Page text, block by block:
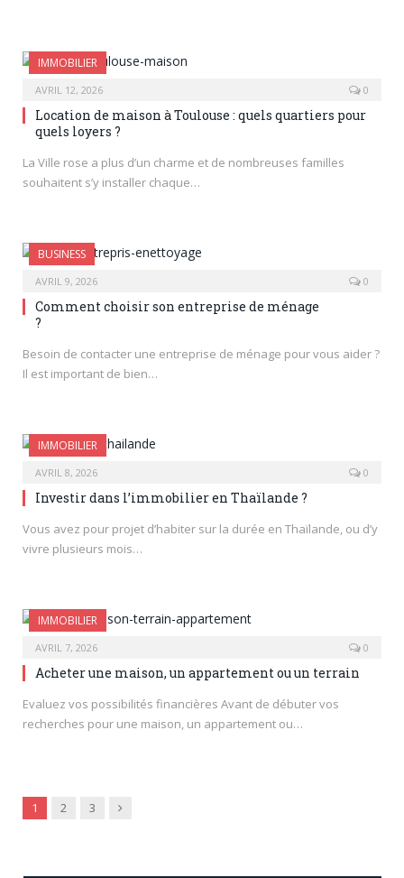
IMMOBILIER
AVRIL 12, 2026 0
Location de maison à Toulouse : quels quartiers pour
quels loyers ?
La Ville rose a plus d’un charme et de nombreuses familles
souhaitent s’y installer chaque…
BUSINESS
AVRIL 9, 2026 0
Comment choisir son entreprise de ménage
?
Besoin de contacter une entreprise de ménage pour vous aider ?
Il est important de bien…
IMMOBILIER
AVRIL 8, 2026 0
Investir dans l’immobilier en Thaïlande ?
Vous avez pour projet d’habiter sur la durée en Thaïlande, ou d’y
vivre plusieurs mois…
IMMOBILIER
AVRIL 7, 2026 0
Acheter une maison, un appartement ou un terrain
Evaluez vos possibilités financières Avant de débuter vos
recherches pour une maison, un appartement ou…
1 2 3 Next